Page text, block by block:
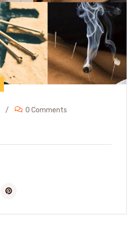
0 Comments